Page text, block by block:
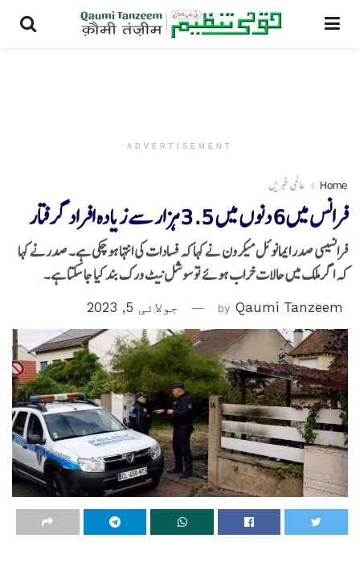
ADVERTISEMENT
Home عالمی خبریں
فرانس میں 6 دنوں میں 3.5 ہزار سے زیادہ افرادگرفتار
فرانسیسی صدر ایمانوئل میکرون نے کہا کہ فسادات کی انتہا ہو چکی ہے۔ صدرنے کہا
کہ اگر ملک میں حالات خراب ہوئے تو سوشل نیٹ ورک بند کیا جا سکتا ہے۔
by Qaumi Tanzeem جولائی 5, 2023